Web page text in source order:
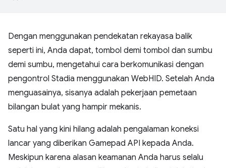
Dengan menggunakan pendekatan rekayasa balik
seperti ini, Anda dapat, tombol demi tombol dan sumbu
demi sumbu, mengetahui cara berkomunikasi dengan
pengontrol Stadia menggunakan WebHID. Setelah Anda
menguasainya, sisanya adalah pekerjaan pemetaan
bilangan bulat yang hampir mekanis.
Satu hal yang kini hilang adalah pengalaman koneksi
lancar yang diberikan Gamepad API kepada Anda.
Meskipun karena alasan keamanan Anda harus selalu